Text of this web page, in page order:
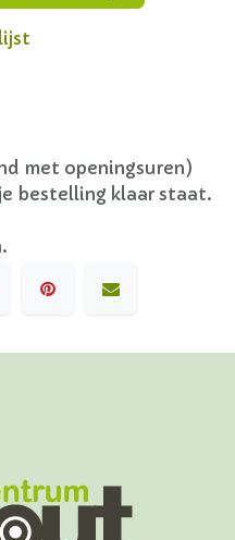
met openingsuren)
bestelling klaar staat.